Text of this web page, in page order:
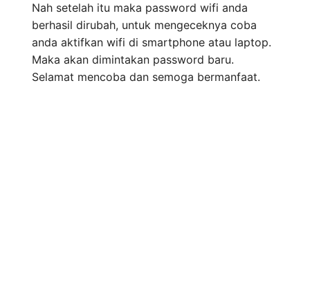
Nah setelah itu maka password wifi anda
berhasil dirubah, untuk mengeceknya coba
anda aktifkan wifi di smartphone atau laptop.
Maka akan dimintakan password baru.
Selamat mencoba dan semoga bermanfaat.